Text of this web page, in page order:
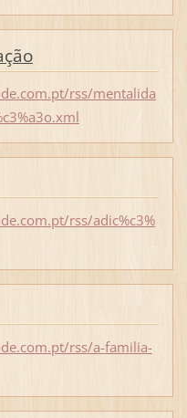
rss/mentalida
rss/adic%c3%
rss/a-familia-